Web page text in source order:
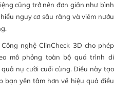
cũng trở nên đơn giản như bình
nguy cơ sâu răng và viêm nướu
nghệ ClinCheck 3D cho phép
mô phỏng toàn bộ quá trình di
nụ cười cuối cùng. Điều này tạo
bạn yên tâm hơn về hiệu quả điều